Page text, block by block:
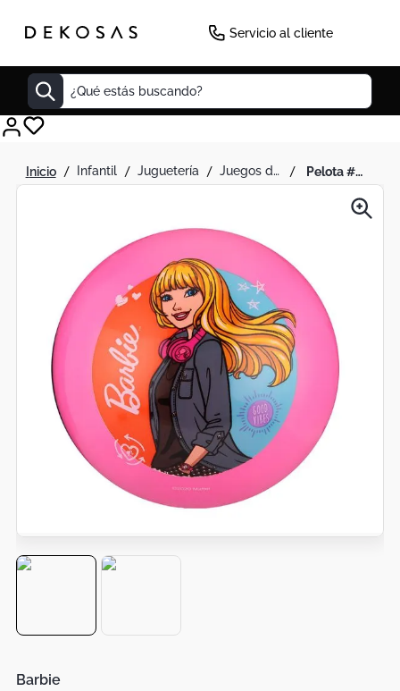
Servicio al cliente
¿Qué estás buscando?
infantil juguetería juegos de exterior pelota #5 barbie rosada d1
Barbie
Decoracion
Cuadro
Duvet